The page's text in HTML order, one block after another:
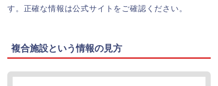
す。正確な情報は公式サイトをご確認ください。
複合施設という情報の見方